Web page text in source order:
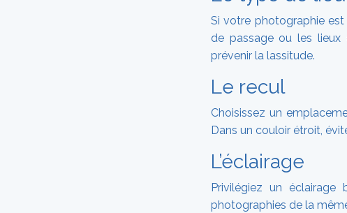
Si votre photographie
de passage ou les lieux
prévenir la lassitude.
Le recul
Choisissez un
Dans un couloir étroit,
L’éclairage
Privilégiez un éclairage
photographies de la